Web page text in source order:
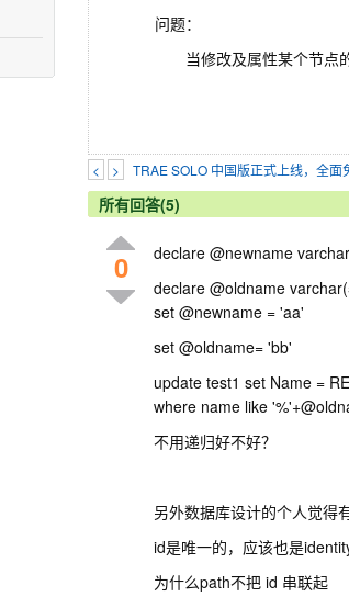
问题：
当修改及属性某个节点的
< > TRAE SOLO 中国版正式上线，全面
所有回答(5)
0
declare @newname
declare @oldname
set @newname = 'aa'
set @oldname= 'bb'
update test1 set Name =
where name like
不用递归好不好？
另外数据库设计的个人觉得
id是唯一的，应该也是
为什么path不把 id 串联起